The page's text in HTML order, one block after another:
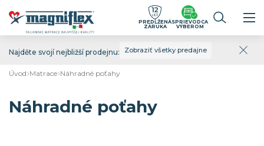
Najděte svojí nejbližší prodejnu: Zobraziť všetky predajne
PREDĹŽENÁ
ZÁRUKA
SPRIEVODCA
VÝBEROM
Úvod Matrace Náhradné poťahy
Náhradné poťahy